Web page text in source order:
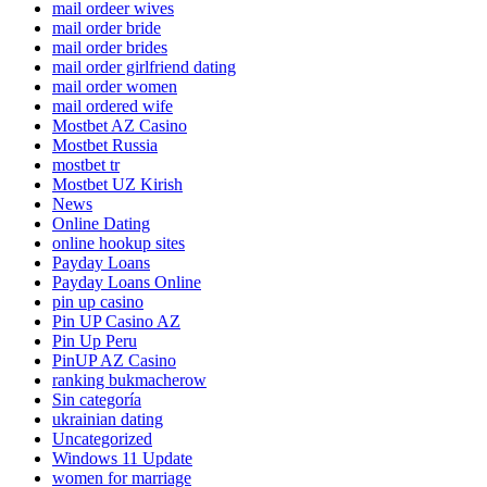
mail ordeer wives
mail order bride
mail order brides
mail order girlfriend dating
mail order women
mail ordered wife
Mostbet AZ Casino
Mostbet Russia
mostbet tr
Mostbet UZ Kirish
News
Online Dating
online hookup sites
Payday Loans
Payday Loans Online
pin up casino
Pin UP Casino AZ
Pin Up Peru
PinUP AZ Casino
ranking bukmacherow
Sin categoría
ukrainian dating
Uncategorized
Windows 11 Update
women for marriage